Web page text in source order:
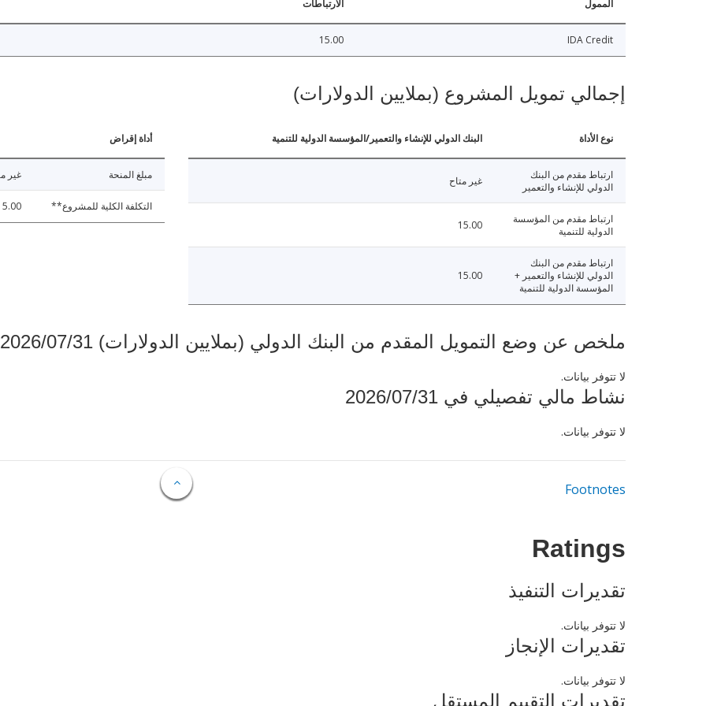
الممول الارتباطات
IDA Credit
15.00
إجمالي تمويل المشروع (بملايين الدولارات)
نوع الأداة البنك الدولي للإنشاء والتعمير/المؤسسة الدولية للتنمية
ارتباط مقدم من البنك
الدولي للإنشاء والتعمير
غير متاح
ارتباط مقدم من المؤسسة
الدولية للتنمية
15.00
ارتباط مقدم من البنك
الدولي للإنشاء والتعمير +
المؤسسة الدولية للتنمية
15.00
أداة إقراض
مبلغ المنحة غير
التكلفة الكلية للمشروع**
ملخص عن وضع التمويل المقدم من البنك الدولي (بملايين الدولارات) 2026/07/31
لا تتوفر بيانات.
نشاط مالي تفصيلي في 2026/07/31
لا تتوفر بيانات.
Footnotes
Ratings
تقديرات التنفيذ
لا تتوفر بيانات.
تقديرات الإنجاز
لا تتوفر بيانات.
تقديرات التقييم المستقل